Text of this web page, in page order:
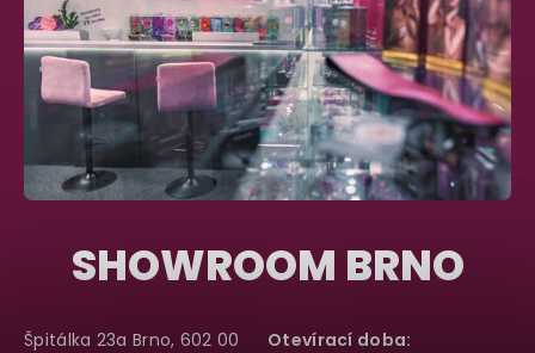
SHOWROOM BRNO
Špitálka 23a Brno, 602 00 Otevírací doba: